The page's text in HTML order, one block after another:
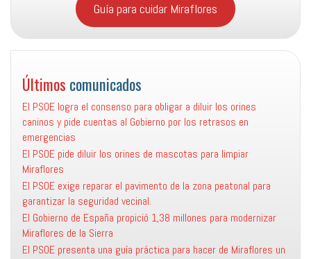
Guía para cuidar Miraflores
Últimos comunicados
El PSOE logra el consenso para obligar a diluir los orines
caninos y pide cuentas al Gobierno por los retrasos en
emergencias
El PSOE pide diluir los orines de mascotas para limpiar
Miraflores
El PSOE exige reparar el pavimento de la zona peatonal para
garantizar la seguridad vecinal.
El Gobierno de España propició 1,38 millones para modernizar
Miraflores de la Sierra
El PSOE presenta una guía práctica para hacer de Miraflores un